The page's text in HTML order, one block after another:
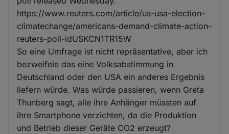
https://www.reuters.com/article/us-usa-election-
climatechange/americans-demand-climate-action-
reuters-poll-idUSKCN1TR15W
So eine Umfrage ist nicht repräsentative, aber ich
bezweifele das eine Volksabstimmung in
Deutschland oder den USA ein anderes Ergebnis
liefern würde. Was würde passieren, wenn Greta
Thunberg sagt, alle ihre Anhänger müssten auf
ihre Smartphone verzichten, da die Produktion
und Betrieb dieser Geräte CO2 erzeugt?